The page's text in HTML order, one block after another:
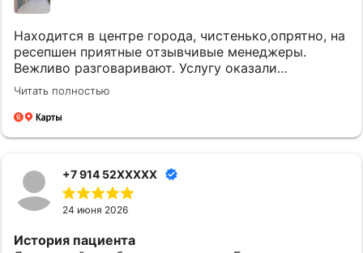
Находится в центре города, чистенько,опрятно, на
ресепшен приятные отзывчивые менеджеры.
Вежливо разговаривают. Услугу оказали
качественно и вовремя. Однозначно придем еще.
Читать полностью
+7 914 52XXXXX
24 июня 2026
История пациента